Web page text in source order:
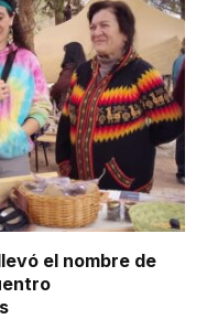
el nombre de